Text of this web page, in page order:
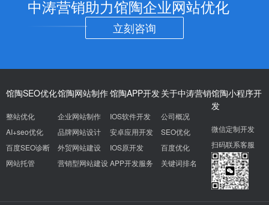
中涛营销助力馆陶企业网站优化
立刻咨询
馆陶SEO优化
整站优化
AI+seo优化
百度SEO诊断
网站托管
馆陶网站制作
企业网站制作
品牌网站设计
外贸网站建设
营销型网站建设
馆陶APP开发
IOS软件开发
安卓应用开发
IOS原开发
APP开发服务
关于中涛营销
公司概况
SEO优化
百度优化
关键词排名
馆陶小程序开
发
微信定制开发
扫码联系客服